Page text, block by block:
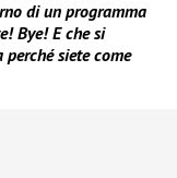
di un programma
Bye! E che si
siete come